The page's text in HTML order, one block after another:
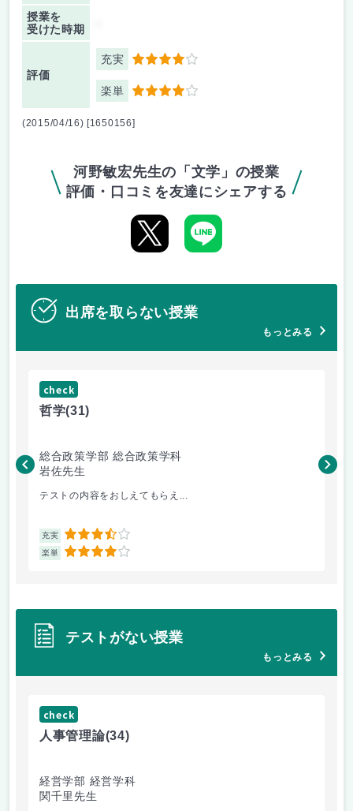
授業を
受けた時期
評価
充実 4
楽単 4
(2015/04/16) [1650156]
河野敏宏先生の「文学」の授業
評価・口コミを友達にシェアする
出席を取らない授業
もっとみる
check
哲学(31)
総合政策学部 総合政策学科
岩佐先生
テストの内容をおしえてもらえ...
充実 3.5
楽単 4
長
テストがない授業
もっとみる
check
人事管理論(34)
経営学部 経営学科
関千里先生